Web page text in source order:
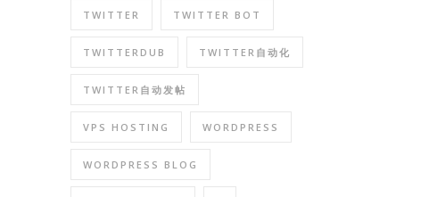
TWITTER TWITTER BOT
TWITTERDUB TWITTER自动化
TWITTER自动发帖
VPS HOSTING WORDPRESS
WORDPRESS BLOG